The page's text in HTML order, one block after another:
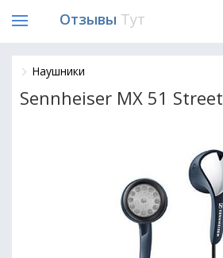
Отзывы Тут
Наушники
Sennheiser MX 51 Street